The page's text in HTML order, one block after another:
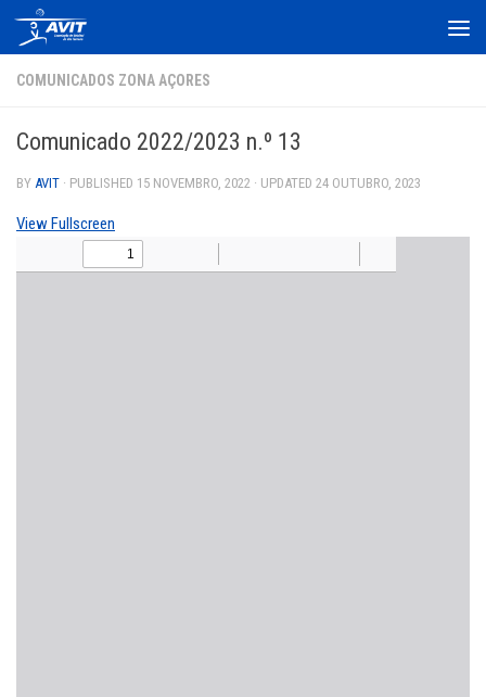
Skip to content
COMUNICADOS ZONA AÇORES
Comunicado 2022/2023 n.º 13
BY AVIT · PUBLISHED 15 NOVEMBRO, 2022 · UPDATED 24 OUTUBRO, 2023
View Fullscreen